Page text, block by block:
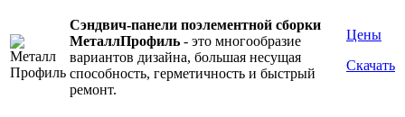
Сэндвич-панели поэлементной сборки
МеталлПрофиль - это многообразие
вариантов дизайна, большая несущая
способность, герметичность и быстрый
ремонт.
Цены
Скачать